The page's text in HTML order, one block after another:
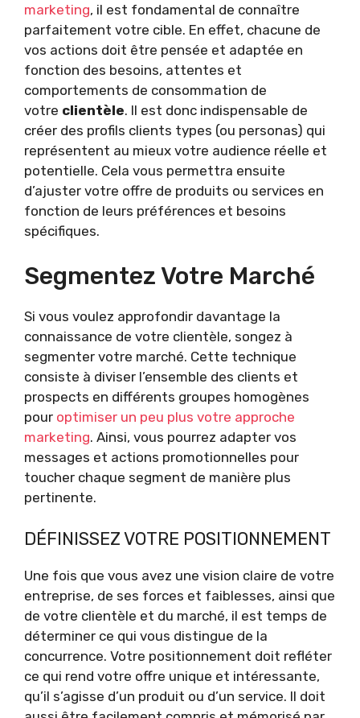
marketing, il est fondamental de connaître
parfaitement votre cible. En effet, chacune de
vos actions doit être pensée et adaptée en
fonction des besoins, attentes et
comportements de consommation de
votre clientèle. Il est donc indispensable de
créer des profils clients types (ou personas) qui
représentent au mieux votre audience réelle et
potentielle. Cela vous permettra ensuite
d’ajuster votre offre de produits ou services en
fonction de leurs préférences et besoins
spécifiques.
Segmentez Votre Marché
Si vous voulez approfondir davantage la
connaissance de votre clientèle, songez à
segmenter votre marché. Cette technique
consiste à diviser l’ensemble des clients et
prospects en différents groupes homogènes
pour optimiser un peu plus votre approche
marketing. Ainsi, vous pourrez adapter vos
messages et actions promotionnelles pour
toucher chaque segment de manière plus
pertinente.
DÉFINISSEZ VOTRE POSITIONNEMENT
Une fois que vous avez une vision claire de votre
entreprise, de ses forces et faiblesses, ainsi que
de votre clientèle et du marché, il est temps de
déterminer ce qui vous distingue de la
concurrence. Votre positionnement doit refléter
ce qui rend votre offre unique et intéressante,
qu’il s’agisse d’un produit ou d’un service. Il doit